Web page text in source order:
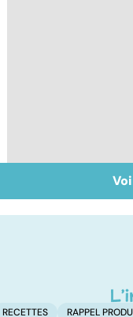
La méningite :
traiter en
RECETTES RAPPEL